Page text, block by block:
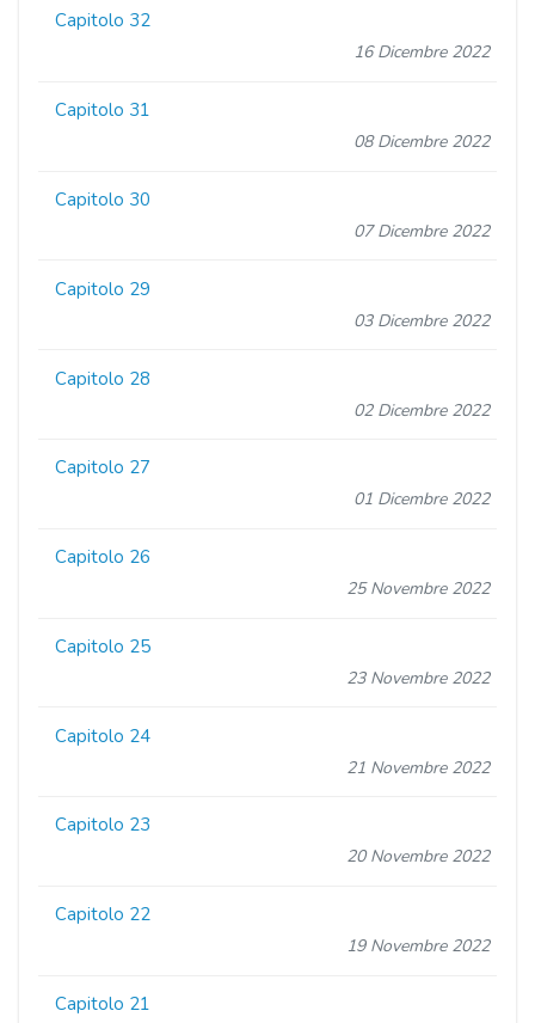
Capitolo 32
16 Dicembre 2022
Capitolo 31
08 Dicembre 2022
Capitolo 30
07 Dicembre 2022
Capitolo 29
03 Dicembre 2022
Capitolo 28
02 Dicembre 2022
Capitolo 27
01 Dicembre 2022
Capitolo 26
25 Novembre 2022
Capitolo 25
23 Novembre 2022
Capitolo 24
21 Novembre 2022
Capitolo 23
20 Novembre 2022
Capitolo 22
19 Novembre 2022
Capitolo 21